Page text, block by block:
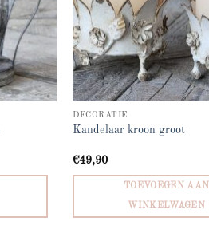
DECORATIE
Kandelaar kroon groot
€49,90
TOEVOEGEN AAN
WINKELWAGEN